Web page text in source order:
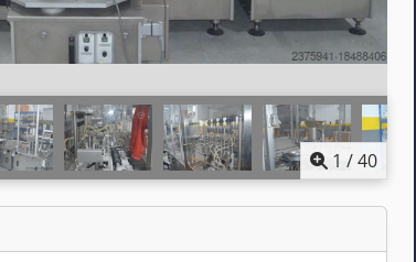
1 /40